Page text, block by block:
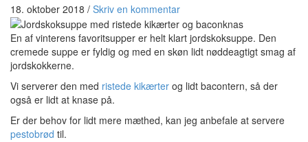
18. oktober 2018 / Skriv en kommentar
En af vinterens favoritsupper er helt klart jordskoksuppe. Den
cremede suppe er fyldig og med en skøn lidt nøddeagtigt smag af
jordskokkerne.
Vi serverer den med ristede kikærter og lidt bacontern, så der
også er lidt at knase på.
Er der behov for lidt mere mæthed, kan jeg anbefale at servere
pestobrød til.